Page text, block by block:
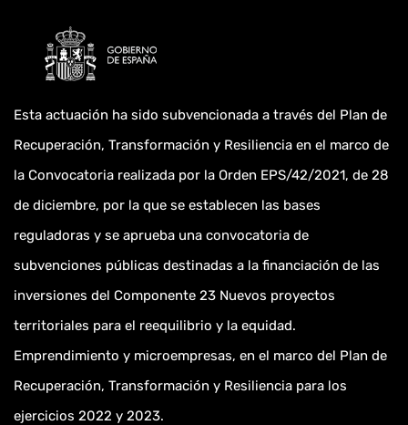
Esta actuación ha sido subvencionada a través del Plan de
Recuperación, Transformación y Resiliencia en el marco de
la Convocatoria realizada por la Orden EPS/42/2021, de 28
de diciembre, por la que se establecen las bases
reguladoras y se aprueba una convocatoria de
subvenciones públicas destinadas a la financiación de las
inversiones del Componente 23 Nuevos proyectos
territoriales para el reequilibrio y la equidad.
Emprendimiento y microempresas, en el marco del Plan de
Recuperación, Transformación y Resiliencia para los
ejercicios 2022 y 2023.